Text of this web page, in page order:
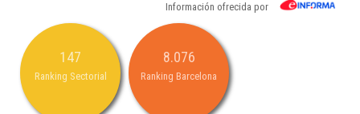
Información ofrecida por
147
Ranking Sectorial
8.076
Ranking Barcelona